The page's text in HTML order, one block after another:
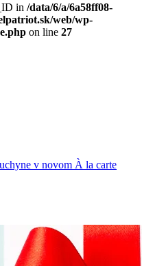
in /data/6/a/6a58ff08-
web/wp-
on line 27
v novom À la carte